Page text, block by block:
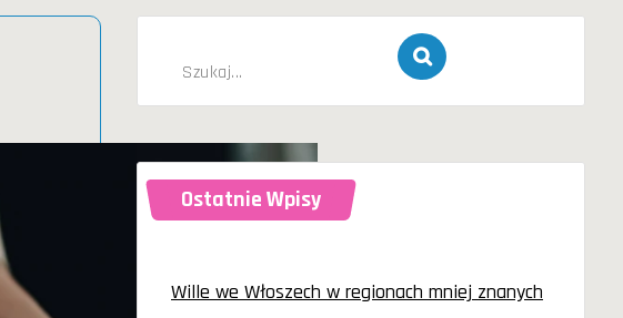
Szukaj
dla:
Ostatnie Wpisy
Wille we Włoszech w regionach mniej znanych